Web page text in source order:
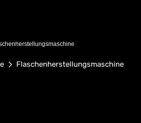
Flaschenherstellungsmaschine